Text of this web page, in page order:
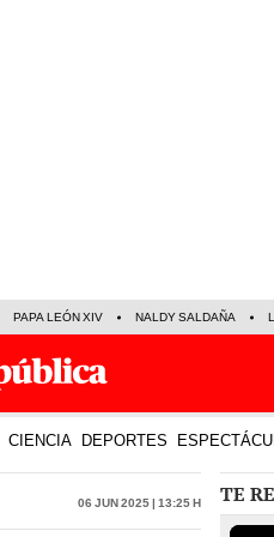
PAPA LEÓN XIV NALDY SALDAÑA
CIENCIA DEPORTES
06 Jun 2025 | 13:25 h TE